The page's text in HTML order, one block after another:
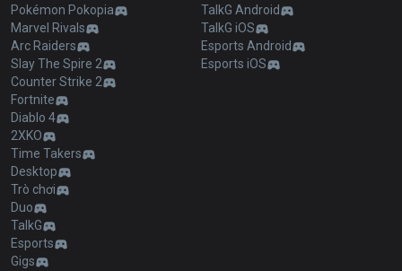
Pokémon Pokopia
Marvel Rivals
Arc Raiders
Slay The Spire 2
Counter Strike 2
Fortnite
Diablo 4
2XKO
Time Takers
Desktop
Trò chơi
Duo
TalkG
Esports
Gigs
TalkG Android
TalkG iOS
Esports Android
Esports iOS